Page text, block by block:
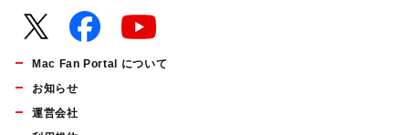
Mac Fan Portal について
お知らせ
運営会社